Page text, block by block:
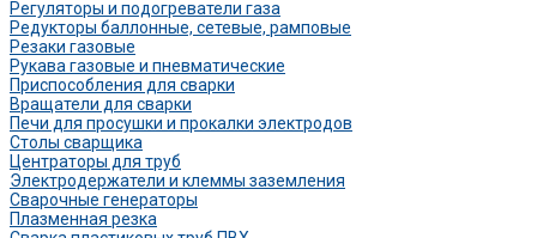
Регуляторы и подогреватели газа
Редукторы баллонные, сетевые, рамповые
Резаки газовые
Рукава газовые и пневматические
Приспособления для сварки
Вращатели для сварки
Печи для просушки и прокалки электродов
Столы сварщика
Центраторы для труб
Электродержатели и клеммы заземления
Сварочные генераторы
Плазменная резка